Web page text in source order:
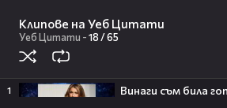
Клипове на Уеб Цитати
Уеб Цитати -18 /65
1 Винаги съм била
24 Уеб Цитати
01:02
1 gongbg
21:17